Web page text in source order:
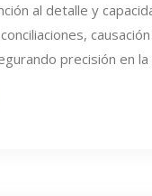
al detalle y
precisión en